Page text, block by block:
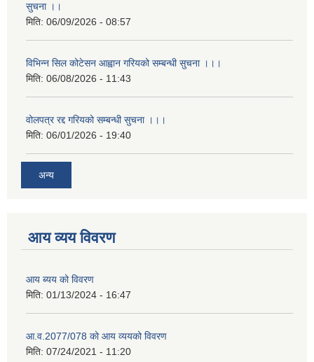
सुचना ।।
मिति: 06/09/2026 - 08:57
विभिन्न सिल कोटेसन आह्वान गरियको सम्बन्धी सुचना ।।।
मिति: 06/08/2026 - 11:43
वोलपत्र रद्द गरियको सम्बन्धी सुचना ।।।
मिति: 06/01/2026 - 19:40
अन्य
आय व्यय विवरण
आय ब्यय को विवरण
मिति: 01/13/2024 - 16:47
आ.व.2077/078 को आय व्ययको विवरण
मिति: 07/24/2021 - 11:20